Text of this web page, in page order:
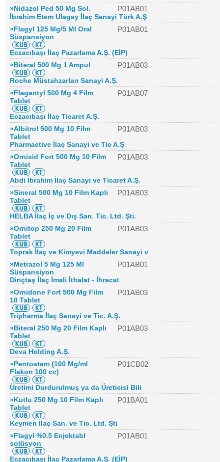
»Nidazol Ped 50 Mg Sol.
P01AB01
İbrahim Etem Ulagay İlaç Sanayi Türk A.Ş
»Flagyl 125 Mg/5 Ml Oral
Süspansiyon
P01AB01
Eczacıbaşı İlaç Pazarlama A.Ş. (EİP)
»Biteral 500 Mg 1 Ampul
P01AB03
Roche Müstahzarları Sanayi A.Ş.
»Flagentyl 500 Mg 4 Film
Tablet
P01AB07
Eczacıbaşı İlaç Ticaret A.Ş.
»Albitrol 500 Mg 10 Film
Tablet
P01AB03
Pharmactive İlaç Sanayi ve Tic A.Ş
»Ornisid Fort 500 Mg 10 Film
Tablet
P01AB03
Abdi İbrahim İlaç Sanayi ve Ticaret A.Ş.
»Sineral 500 Mg 10 Film Kaplı
Tablet
P01AB03
HELBA İlaç İç ve Dış San. Tic. Ltd. Şti.
»Ornitop 250 Mg 20 Film
Tablet
P01AB03
Toprak İlaç ve Kimyevi Maddeler Sanayi v
»Metrazol 5 Mg 125 Ml
Süspansiyon
P01AB01
Dinçtaş İlaç İmali İthalat - İhracat
»Ornidone Fort 500 Mg Film
10 Tablet
P01AB03
Tripharma İlaç Sanayi ve Tic. A.Ş.
»Biteral 250 Mg 20 Film Kaplı
Tablet
P01AB03
Deva Holding A.Ş.
»Pentostam (100 Mg/ml
Flakon 100 cc)
P01CB02
Üretimi Durdurulmuş ya da Üreticisi Bili
»Kutlu 250 Mg 10 Film Kaplı
Tablet
P01BA01
Keymen İlaç San. ve Tic. Ltd. Şti
»Flagyl %0.5 Enjektabl
solüsyon
P01AB01
Eczacıbaşı İlaç Pazarlama A.Ş. (EİP)